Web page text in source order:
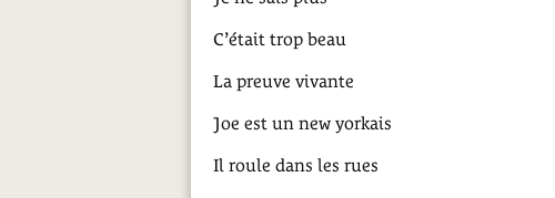
C’était trop beau
La preuve vivante
Joe est un new yorkais
Il roule dans les rues